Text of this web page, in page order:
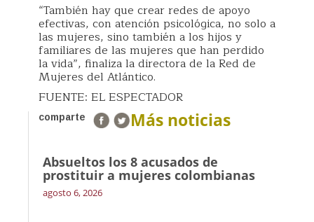
“También hay que crear redes de apoyo
efectivas, con atención psicológica, no solo a
las mujeres, sino también a los hijos y
familiares de las mujeres que han perdido
la vida”, finaliza la directora de la Red de
Mujeres del Atlántico.
FUENTE: EL ESPECTADOR
comparte Más noticias
Absueltos los 8 acusados de
prostituir a mujeres colombianas
agosto 6, 2026